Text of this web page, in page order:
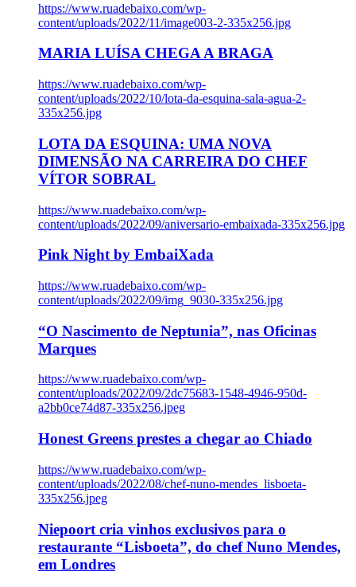
https://www.ruadebaixo.com/wp-
content/uploads/2022/11/image003-2-335x256.jpg
MARIA LUÍSA CHEGA A BRAGA
https://www.ruadebaixo.com/wp-
content/uploads/2022/10/lota-da-esquina-sala-agua-2-
335x256.jpg
LOTA DA ESQUINA: UMA NOVA
DIMENSÃO NA CARREIRA DO CHEF
VÍTOR SOBRAL
https://www.ruadebaixo.com/wp-
content/uploads/2022/09/aniversario-embaixada-335x256.jpg
Pink Night by EmbaiXada
https://www.ruadebaixo.com/wp-
content/uploads/2022/09/img_9030-335x256.jpg
“O Nascimento de Neptunia”, nas Oficinas
Marques
https://www.ruadebaixo.com/wp-
content/uploads/2022/09/2dc75683-1548-4946-950d-
a2bb0ce74d87-335x256.jpeg
Honest Greens prestes a chegar ao Chiado
https://www.ruadebaixo.com/wp-
content/uploads/2022/08/chef-nuno-mendes_lisboeta-
335x256.jpeg
Niepoort cria vinhos exclusivos para o
restaurante “Lisboeta”, do chef Nuno Mendes,
em Londres